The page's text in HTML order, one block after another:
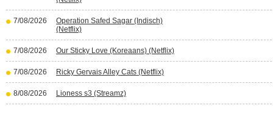
7/08/2026
Operation Safed Sagar (Indisch)
(Netflix)
7/08/2026 Our Sticky Love (Koreaans) (Netflix)
7/08/2026 Ricky Gervais Alley Cats (Netflix)
8/08/2026 Lioness s3 (Streamz)